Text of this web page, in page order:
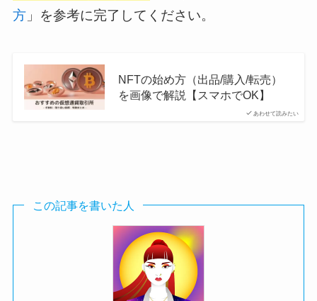
方」を参考に完了してください。
あわせて読みたい
NFTの始め方（出品/購入/転売）
を画像で解説【スマホでOK】
この記事を書いた人